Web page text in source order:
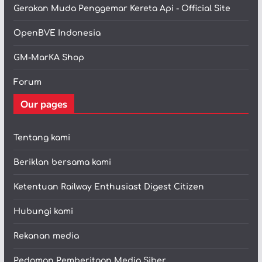
Gerakan Muda Penggemar Kereta Api - Official Site
OpenBVE Indonesia
GM-MarKA Shop
Forum
Our pages
Tentang kami
Beriklan bersama kami
Ketentuan Railway Enthusiast Digest Citizen
Hubungi kami
Rekanan media